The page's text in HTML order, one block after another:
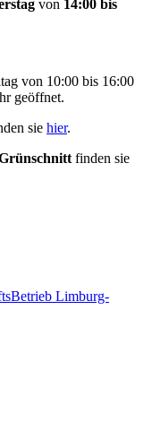
von 14:00 bis
von 10:00 bis 16:00
geöffnet.
sie hier.
finden sie
Limburg-